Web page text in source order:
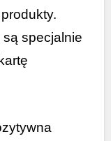
specjalnie